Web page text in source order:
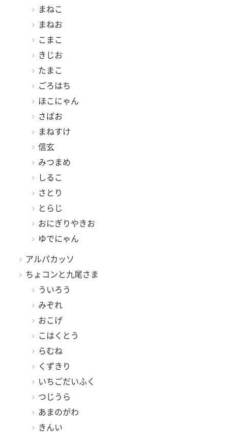
まねこ
まねお
こまこ
きじお
たまこ
ごろはち
ほこにゃん
さばお
まねすけ
信玄
みつまめ
しるこ
さとり
とらじ
おにぎりやきお
ゆでにゃん
アルパカッソ
ちょコンと九尾さま
ういろう
みぞれ
おこげ
こはくとう
らむね
くずきり
いちごだいふく
つじうら
あまのがわ
きんい